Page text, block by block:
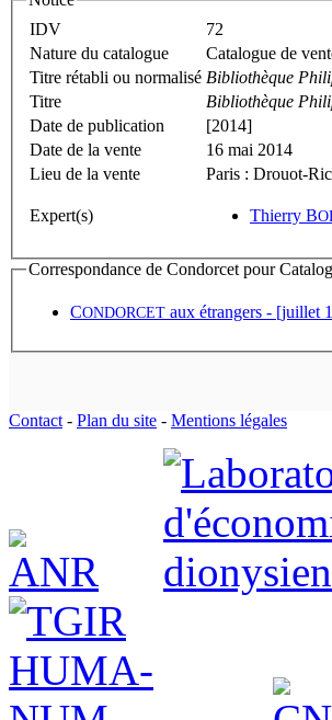
IDV
72
Nature du catalogue
Catalogue de
Titre rétabli ou normalisé Bibliothèque
Titre
Bibliothèque
Date de publication
[2014]
Date de la vente
16 mai 2014
Lieu de la vente
Paris : Drouot-
Expert(s) Thierry B
Correspondance de Condorcet pour
CONDORCET aux étrangers -
Contact- Plan du site - Mentions légales